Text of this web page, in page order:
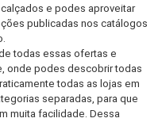
e podes aproveitar
publicadas nos catálogos
todas essas ofertas e
onde podes descobrir todas
todas as lojas em
separadas, para que
muita facilidade. Dessa